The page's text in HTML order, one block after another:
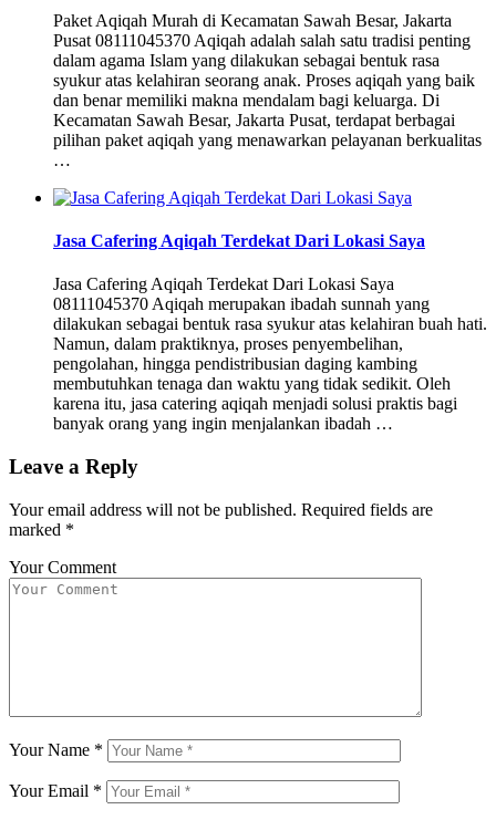
Paket Aqiqah Murah di Kecamatan Sawah Besar, Jakarta
Pusat 08111045370 Aqiqah adalah salah satu tradisi penting
dalam agama Islam yang dilakukan sebagai bentuk rasa
syukur atas kelahiran seorang anak. Proses aqiqah yang baik
dan benar memiliki makna mendalam bagi keluarga. Di
Kecamatan Sawah Besar, Jakarta Pusat, terdapat berbagai
pilihan paket aqiqah yang menawarkan pelayanan berkualitas
…
Jasa Cafering Aqiqah Terdekat Dari Lokasi Saya
Jasa Cafering Aqiqah Terdekat Dari Lokasi Saya
08111045370 Aqiqah merupakan ibadah sunnah yang
dilakukan sebagai bentuk rasa syukur atas kelahiran buah hati.
Namun, dalam praktiknya, proses penyembelihan,
pengolahan, hingga pendistribusian daging kambing
membutuhkan tenaga dan waktu yang tidak sedikit. Oleh
karena itu, jasa catering aqiqah menjadi solusi praktis bagi
banyak orang yang ingin menjalankan ibadah …
Leave a Reply
Your email address will not be published. Required fields are
marked *
Your Comment
Your Name *
Your Email *